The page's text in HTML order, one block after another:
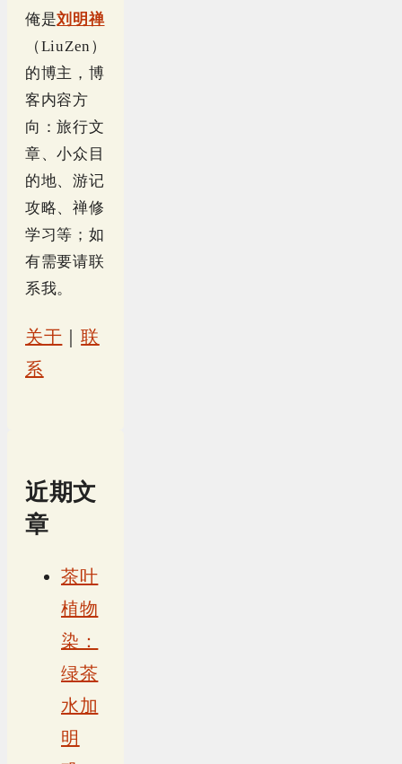
俺是刘明禅
（LiuZen）
的博主，博
客内容方
向：旅行文
章、小众目
的地、游记
攻略、禅修
学习等；如
有需要请联
系我。
关于 ｜联
系
近期文
章
茶叶
植物
染：
绿茶
水加
明